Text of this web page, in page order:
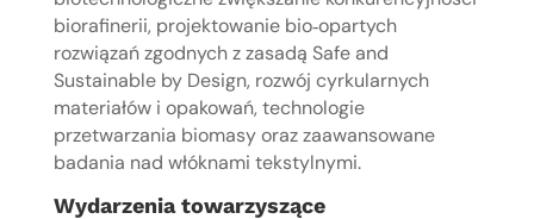
biorafinerii, projektowanie bio‑opartych
rozwiązań zgodnych z zasadą Safe and
Sustainable by Design, rozwój cyrkularnych
materiałów i opakowań, technologie
przetwarzania biomasy oraz zaawansowane
badania nad włóknami tekstylnymi.
Wydarzenia towarzyszące